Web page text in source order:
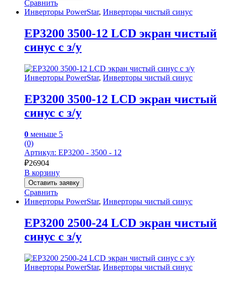
Сравнить
Инверторы PowerStar, Инверторы чистый синус
EP3200 3500-12 LCD экран чистый
синус с з/у
Инверторы PowerStar, Инверторы чистый синус
EP3200 3500-12 LCD экран чистый
синус с з/у
0 меньше 5
(0)
Артикул: EP3200 - 3500 - 12
₽26904
В корзину
Оставить заявку
Сравнить
Инверторы PowerStar, Инверторы чистый синус
EP3200 2500-24 LCD экран чистый
синус с з/у
Инверторы PowerStar, Инверторы чистый синус